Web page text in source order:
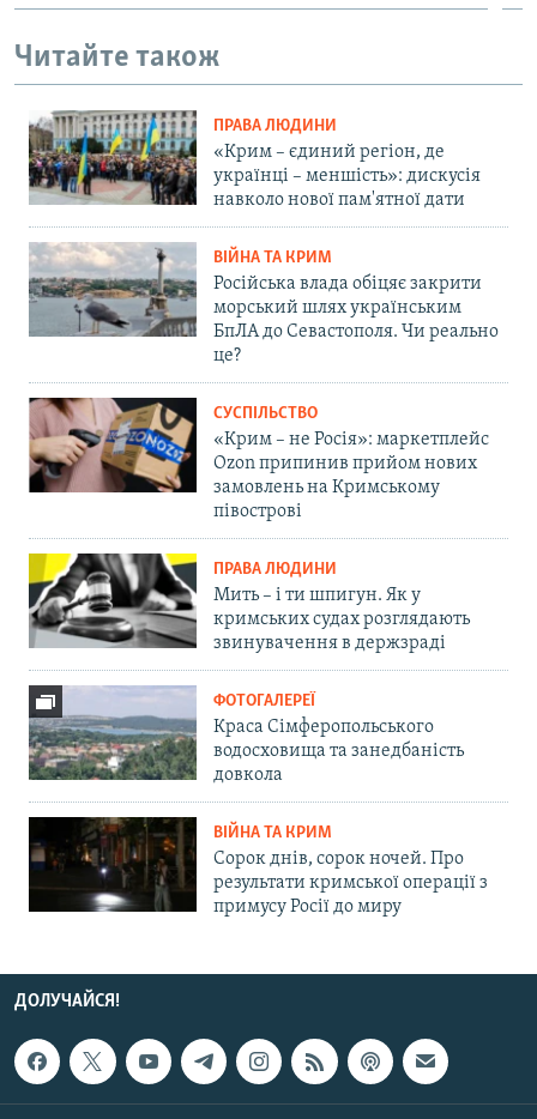
Читайте також
ПРАВА ЛЮДИНИ
«Крим – єдиний регіон, де
українці – меншість»: дискусія
навколо нової пам'ятної дати
ВІЙНА ТА КРИМ
Російська влада обіцяє закрити
морський шлях українським
БпЛА до Севастополя. Чи реально
це?
СУСПІЛЬСТВО
«Крим – не Росія»: маркетплейс
Ozon припинив прийом нових
замовлень на Кримському
півострові
ПРАВА ЛЮДИНИ
Мить – і ти шпигун. Як у
кримських судах розглядають
звинувачення в держзраді
ФОТОГАЛЕРЕЇ
Краса Сімферопольського
водосховища та занедбаність
довкола
ВІЙНА ТА КРИМ
Сорок днів, сорок ночей. Про
результати кримської операції з
примусу Росії до миру
ДОЛУЧАЙСЯ!